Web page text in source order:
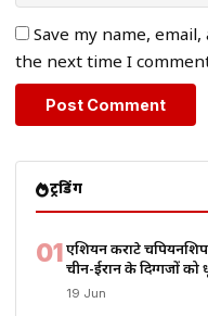
Save my name,
the next time I
ट्रेंडिंग
01एशियन कराटे
चीन-ईरान के दिग्गजों
19 Jun